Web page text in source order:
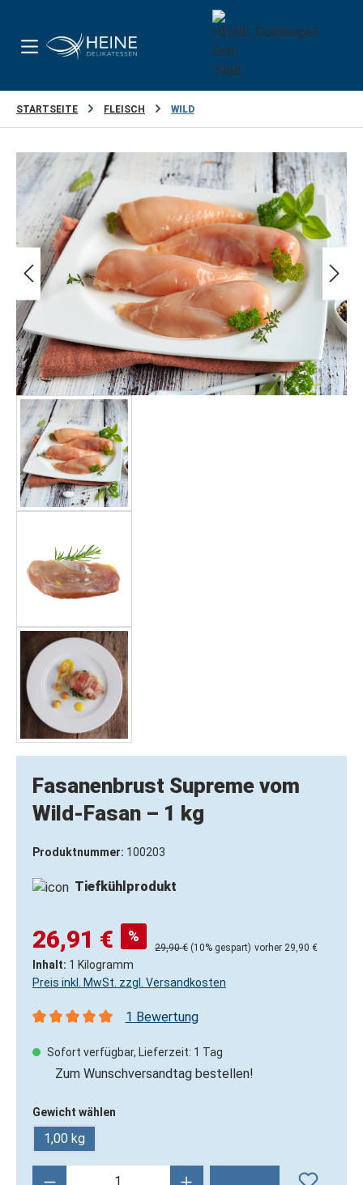
STARTSEITE FLEISCH WILD
Bildergalerie überspringen
Fasanenbrust Supreme vom
Wild-Fasan – 1 kg
Produktnummer: 100203
Tiefkühlprodukt
26,91 € %
29,90 € (10% gespart) vorher 29,90 €
Inhalt: 1 Kilogramm
Preis inkl. MwSt. zzgl. Versandkosten
1 Bewertung
Sofort verfügbar, Lieferzeit: 1 Tag
Zum Wunschversandtag bestellen!
Gewicht wählen
1,00 kg
Produkt Anzahl: Gib den gewünschten